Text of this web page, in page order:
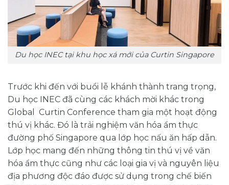
Du học INEC tại khu học xá mới của Curtin Singapore
Trước khi đến với buổi lễ khánh thành trang trọng,
Du học INEC đã cùng các khách mời khác trong
Global Curtin Conference tham gia một hoạt động
thú vị khác. Đó là trải nghiệm văn hóa ẩm thực
đường phố Singapore qua lớp học nấu ăn hấp dẫn.
Lớp học mang đến những thông tin thú vị về văn
hóa ẩm thực cũng như các loại gia vị và nguyên liệu
địa phương độc đáo được sử dụng trong chế biến